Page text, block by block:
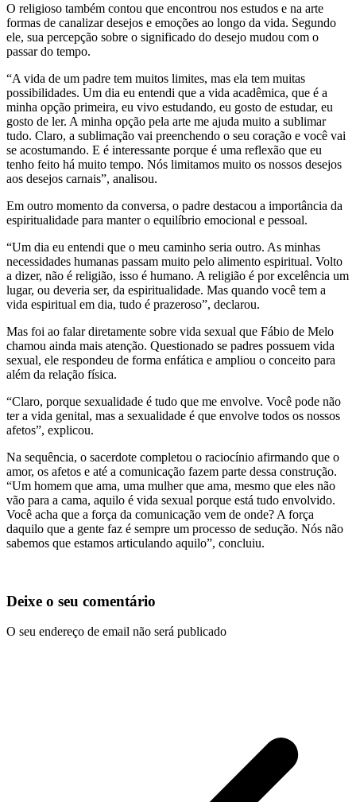
O religioso também contou que encontrou nos estudos e na arte
formas de canalizar desejos e emoções ao longo da vida. Segundo
ele, sua percepção sobre o significado do desejo mudou com o
passar do tempo.
“A vida de um padre tem muitos limites, mas ela tem muitas
possibilidades. Um dia eu entendi que a vida acadêmica, que é a
minha opção primeira, eu vivo estudando, eu gosto de estudar, eu
gosto de ler. A minha opção pela arte me ajuda muito a sublimar
tudo. Claro, a sublimação vai preenchendo o seu coração e você vai
se acostumando. E é interessante porque é uma reflexão que eu
tenho feito há muito tempo. Nós limitamos muito os nossos desejos
aos desejos carnais”, analisou.
Em outro momento da conversa, o padre destacou a importância da
espiritualidade para manter o equilíbrio emocional e pessoal.
“Um dia eu entendi que o meu caminho seria outro. As minhas
necessidades humanas passam muito pelo alimento espiritual. Volto
a dizer, não é religião, isso é humano. A religião é por excelência um
lugar, ou deveria ser, da espiritualidade. Mas quando você tem a
vida espiritual em dia, tudo é prazeroso”, declarou.
Mas foi ao falar diretamente sobre vida sexual que Fábio de Melo
chamou ainda mais atenção. Questionado se padres possuem vida
sexual, ele respondeu de forma enfática e ampliou o conceito para
além da relação física.
“Claro, porque sexualidade é tudo que me envolve. Você pode não
ter a vida genital, mas a sexualidade é que envolve todos os nossos
afetos”, explicou.
Na sequência, o sacerdote completou o raciocínio afirmando que o
amor, os afetos e até a comunicação fazem parte dessa construção.
“Um homem que ama, uma mulher que ama, mesmo que eles não
vão para a cama, aquilo é vida sexual porque está tudo envolvido.
Você acha que a força da comunicação vem de onde? A força
daquilo que a gente faz é sempre um processo de sedução. Nós não
sabemos que estamos articulando aquilo”, concluiu.
Deixe o seu comentário
O seu endereço de email não será publicado